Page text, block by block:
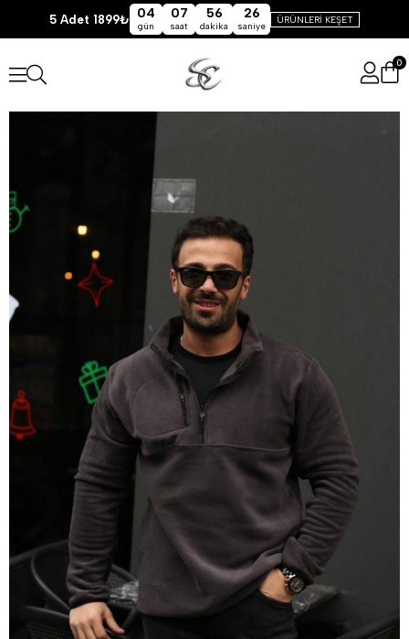
5 Adet 1899₺ 04
gün
07
saat
56
dakika
25
saniye
ÜRÜNLERİ KEŞET
0